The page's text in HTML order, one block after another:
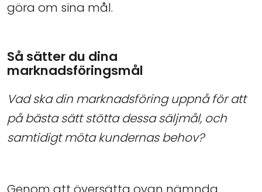
göra om sina mål.
Så sätter du dina
marknadsföringsmål
Vad ska din marknadsföring uppnå för att
på bästa sätt stötta dessa säljmål, och
samtidigt möta kundernas behov?